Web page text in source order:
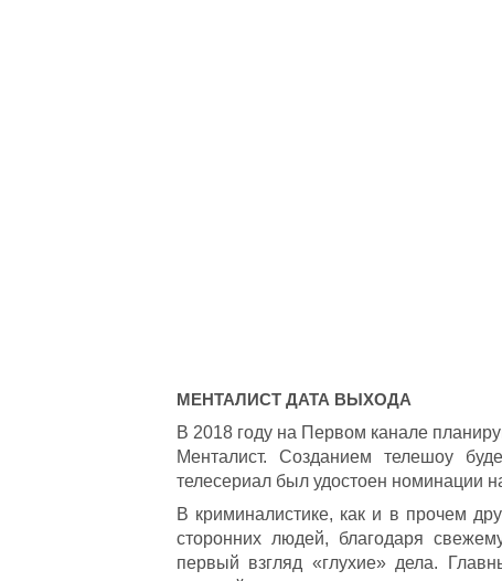
МЕНТАЛИСТДАТА ВЫХОДА
В 2018 году на Первом канале
Менталист. Созданием телешоу
телесериал был удостоен номинации
В криминалистике, как и в прочем
сторонних людей, благодаря
первый взгляд «глухие» дела.